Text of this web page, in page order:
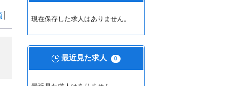
現在保存した求人はありません。
最近見た求人 0